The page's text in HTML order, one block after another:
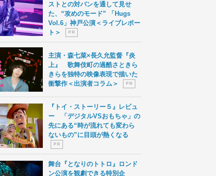
ストとの対バンを通して見せ
た、“攻めのモード” 「Hugs
Vol.6」神戸公演＜ライブレポー
ト＞
P R
主演・森七菜×長久允監督『炎
上』 歌舞伎町の過酷さときら
きらを独特の映像表現で描いた
衝撃作＜出演者コラム＞
P R
『トイ・ストーリー５』レビュ
ー 「デジタルVSおもちゃ」の
先にある“時が流れても変わら
ないもの”に目頭が熱くなる
P R
舞台『となりのトトロ』ロンド
ン公演を観劇できる特別企